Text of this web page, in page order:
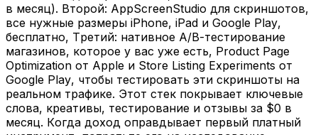
в месяц). Второй: AppScreenStudio для скриншотов,
все нужные размеры iPhone, iPad и Google Play,
бесплатно, Третий: нативное A/B-тестирование
магазинов, которое у вас уже есть, Product Page
Optimization от Apple и Store Listing Experiments от
Google Play, чтобы тестировать эти скриншоты на
реальном трафике. Этот стек покрывает ключевые
слова, креативы, тестирование и отзывы за $0 в
месяц. Когда доход оправдывает первый платный